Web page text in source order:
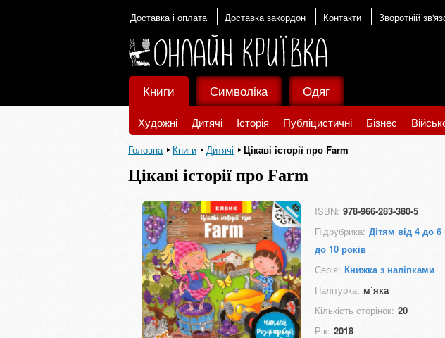
Доставка і оплата Доставка закордон Контакти Зворотній
Книги
Художні Дитячі Історія Публіцистичні Бізнес
Символіка Одяг
Головна Книги Дитячі Цікаві історії про Farm
Цікаві історії про Farm
ISBN: 978-966-283-380-5
Підрубрика: Дітям від 4 до 6
до 10 років
Серія: Книжка з наліпками
Палітурка: м`яка
Кількість сторінок: 20
Рік: 2018